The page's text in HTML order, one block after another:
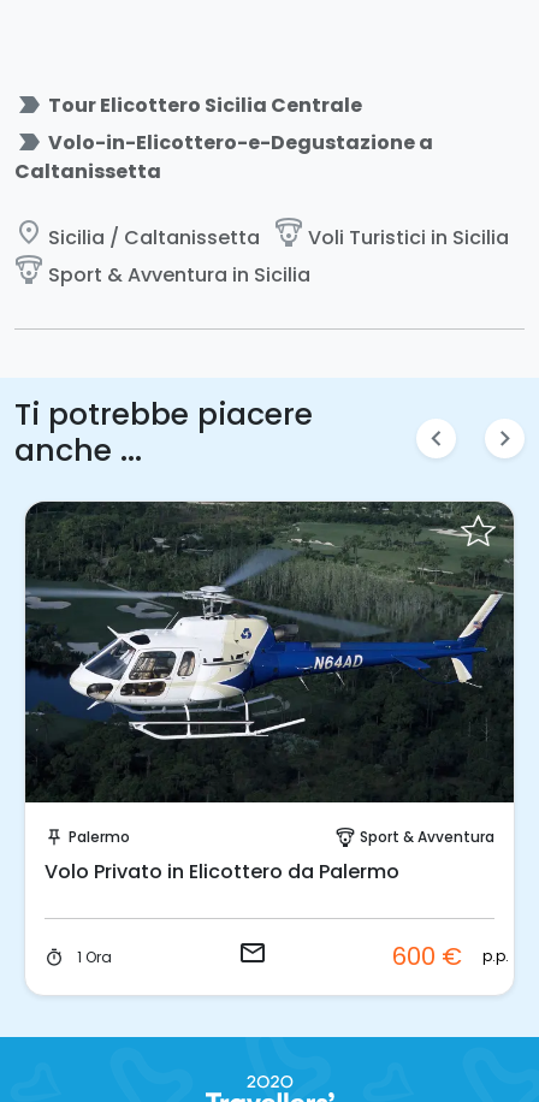
label_important Tour Elicottero Sicilia Centrale
label_important Volo-in-Elicottero-e-Degustazione a
Caltanissetta
place Sicilia / Caltanissetta paragliding Voli Turistici in Sicilia
paragliding Sport & Avventura in Sicilia
Ti potrebbe piacere
anche ...
chevron_left chevron_right
push_pin Palermo paragliding Sport & Avventura
Volo Privato in Elicottero da Palermo
timer 1 Ora email 600 € p.p.